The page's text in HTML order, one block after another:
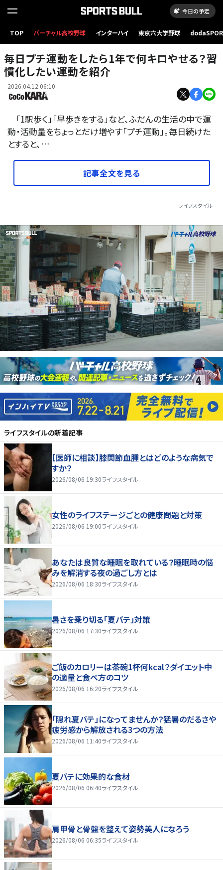
今日の予定
TOP バーチャル高校野球 インターハイ 東京六大学野球
毎日プチ運動をしたら1年で何キロやせる？習
慣化したい運動を紹介
2026.04.12 06:10
「1駅歩く」「早歩きをする」など、ふだんの生活の中で運
動・活動量をちょっとだけ増やす「プチ運動」。毎日続けた
とすると、…
記事全文を見る
ライフスタイル
ライフスタイルの新着記事
【医師に相談】膝関節血腫とはどのような病気で
すか？
2026/08/06 19:30ライフスタイル
女性のライフステージごとの健康問題と対策
2026/08/06 19:00ライフスタイル
あなたは良質な睡眠を取れている？睡眠時の悩
みを解消する夜の過ごし方とは
2026/08/06 18:30ライフスタイル
暑さを乗り切る「夏バテ」対策
2026/08/06 17:30ライフスタイル
ご飯のカロリーは茶碗1杯何kcal？ダイエット中
の適量と食べ方のコツ
2026/08/06 16:20ライフスタイル
「隠れ夏バテ」になってませんか？猛暑のだるさや
疲労感から解放される3つの方法
2026/08/06 11:40ライフスタイル
夏バテに効果的な食材
2026/08/06 06:40ライフスタイル
肩甲骨と骨盤を整えて姿勢美人になろう
2026/08/06 06:35ライフスタイル